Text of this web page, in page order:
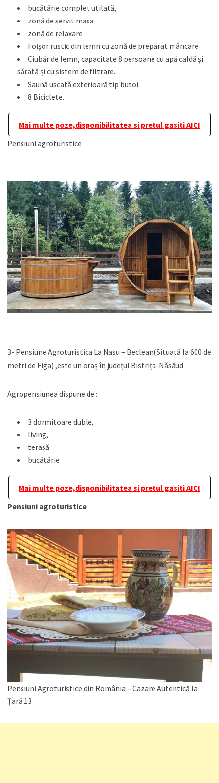
bucătărie complet utilată,
zonă de servit masa
zonă de relaxare
Foișor rustic din lemn cu zonă de preparat mâncare
Ciubăr de lemn, capacitate 8 persoane cu apă caldă și
sărată și cu sistem de filtrare.
Saună uscată exterioară tip butoi.
8 Biciclete.
Mai multe poze,disponibilitatea si pretul gasiti AICI
Pensiuni agroturistice
3- Pensiune Agroturistica La Nasu – Beclean(Situată la 600 de
metri de Figa) ,este un oraș în județul Bistrița-Năsăud
Agropensiunea dispune de :
3 dormitoare duble,
living,
terasă
bucătărie
Mai multe poze,disponibilitatea si pretul gasiti AICI
Pensiuni agroturistice
Pensiuni Agroturistice din România – Cazare Autentică la
Țară 13